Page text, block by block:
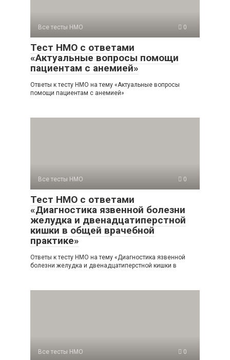
Все тесты НМО 0
Тест НМО с ответами
«Актуальные вопросы помощи
пациентам с анемией»
Ответы к тесту НМО на тему «Актуальные вопросы
помощи пациентам с анемией»
Все тесты НМО 0
Тест НМО с ответами
«Диагностика язвенной болезни
желудка и двенадцатиперстной
кишки в общей врачебной
практике»
Ответы к тесту НМО на тему «Диагностика язвенной
болезни желудка и двенадцатиперстной кишки в
Все тесты НМО 0